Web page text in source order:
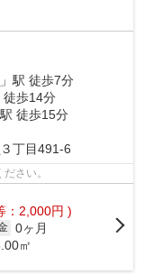
」駅 徒歩7分
徒歩14分
駅 徒歩15分
３丁目491-6
さい。
：2,000円 )
0ヶ月
㎡